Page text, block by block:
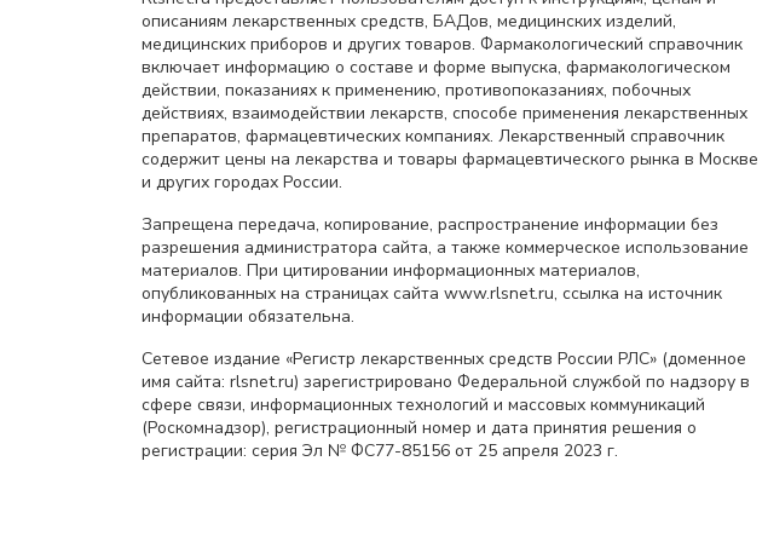
описаниям лекарственных средств, БАДов, медицинских изделий,
медицинских приборов и других товаров. Фармакологический справочник
включает информацию о составе и форме выпуска, фармакологическом
действии, показаниях к применению, противопоказаниях, побочных
действиях, взаимодействии лекарств, способе применения лекарственных
препаратов, фармацевтических компаниях. Лекарственный справочник
содержит цены на лекарства и товары фармацевтического рынка в Москве
и других городах России.
Запрещена передача, копирование, распространение информации без
разрешения администратора сайта, а также коммерческое использование
материалов. При цитировании информационных материалов,
опубликованных на страницах сайта www.rlsnet.ru, ссылка на источник
информации обязательна.
Сетевое издание «Регистр лекарственных средств России РЛС» (доменное
имя сайта: rlsnet.ru) зарегистрировано Федеральной службой по надзору в
сфере связи, информационных технологий и массовых коммуникаций
(Роскомнадзор), регистрационный номер и дата принятия решения о
регистрации: серия Эл № ФС77-85156 от 25 апреля 2023 г.